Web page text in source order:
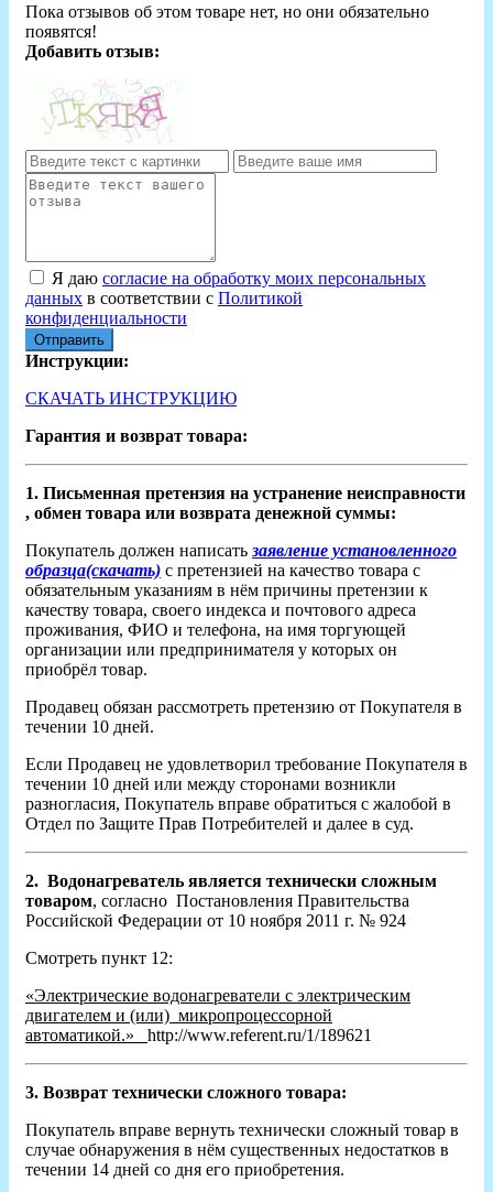
Пока отзывов об этом товаре нет, но они обязательно
появятся!
Добавить отзыв:
Я даю согласие на обработку моих персональных
данных в соответствии с Политикой
конфиденциальности
Отправить
Инструкции:
СКАЧАТЬ ИНСТРУКЦИЮ
Гарантия и возврат товара:
1. Письменная претензия на устранение неисправности
, обмен товара или возврата денежной суммы:
Покупатель должен написать заявление установленного
образца(скачать) с претензией на качество товара с
обязательным указаниям в нём причины претензии к
качеству товара, своего индекса и почтового адреса
проживания, ФИО и телефона, на имя торгующей
организации или предпринимателя у которых он
приобрёл товар.
Продавец обязан рассмотреть претензию от Покупателя в
течении 10 дней.
Если Продавец не удовлетворил требование Покупателя в
течении 10 дней или между сторонами возникли
разногласия, Покупатель вправе обратиться с жалобой в
Отдел по Защите Прав Потребителей и далее в суд.
2. Водонагреватель является технически сложным
товаром, согласно Постановления Правительства
Российской Федерации от 10 ноября 2011 г. № 924
Смотреть пункт 12:
«Электрические водонагреватели с электрическим
двигателем и (или) микропроцессорной
автоматикой.» http://www.referent.ru/1/189621
3. Возврат технически сложного товара:
Покупатель вправе вернуть технически сложный товар в
случае обнаружения в нём существенных недостатков в
течении 14 дней со дня его приобретения.